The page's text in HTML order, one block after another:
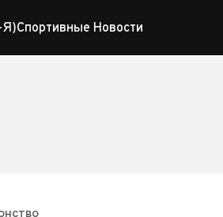
Я)Спортивные Новости